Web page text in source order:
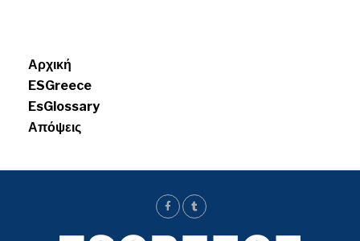
Αρχική
ESGreece
EsGlossary
Απόψεις